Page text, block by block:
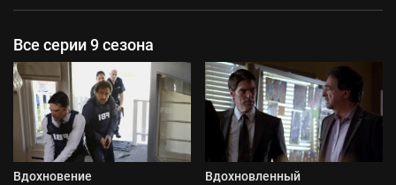
Все серии 9 сезона
Вдохновение Вдохновленный